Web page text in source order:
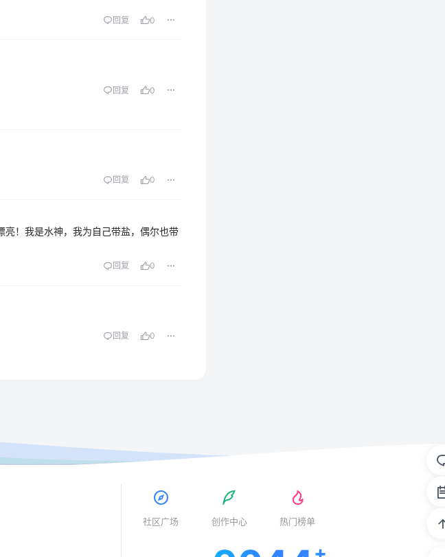
回复 0
回复
0
回复 0
！我是水神，我为自己带盐，偶尔也带
回复 0
回复 0
社区广场 创作中心 热门榜单